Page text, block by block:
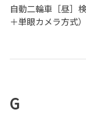
自動二輪車［昼］
＋単眼カメラ方式）
G